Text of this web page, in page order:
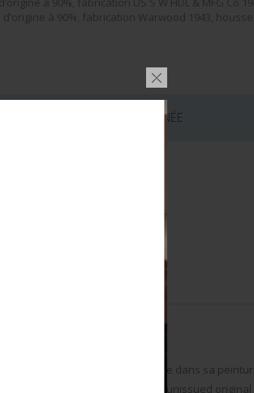
à 90%, fabrication Warwood 1943,
LOT EST MAINTENANT TERMINÉE
& MFG Co 1944, partie métallique dans sa
OD, fabrication VC CO 1943. All unissued original